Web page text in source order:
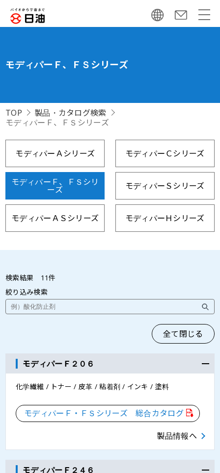
モディパーＦ、ＦＳシリーズ
TOP
製品・カタログ検索
モディパーＦ、ＦＳシリーズ
モディパーＡシリーズ モディパーＣシリーズ
モディパーＦ、ＦＳシリ
ーズ モディパーＳシリーズ
モディパーＡＳシリーズ モディパーＨシリーズ
ノフアロイＫＡシリーズ ノフアロイＴＺシリーズ
検索結果 11件
絞り込み検索
全て閉じる
モディパーＦ２０６
化学繊維 / トナー / 皮革 / 粘着剤 / インキ / 塗料
モディパーＦ・ＦＳシリーズ 総合カタログ
製品情報へ
モディパーＦ２４６